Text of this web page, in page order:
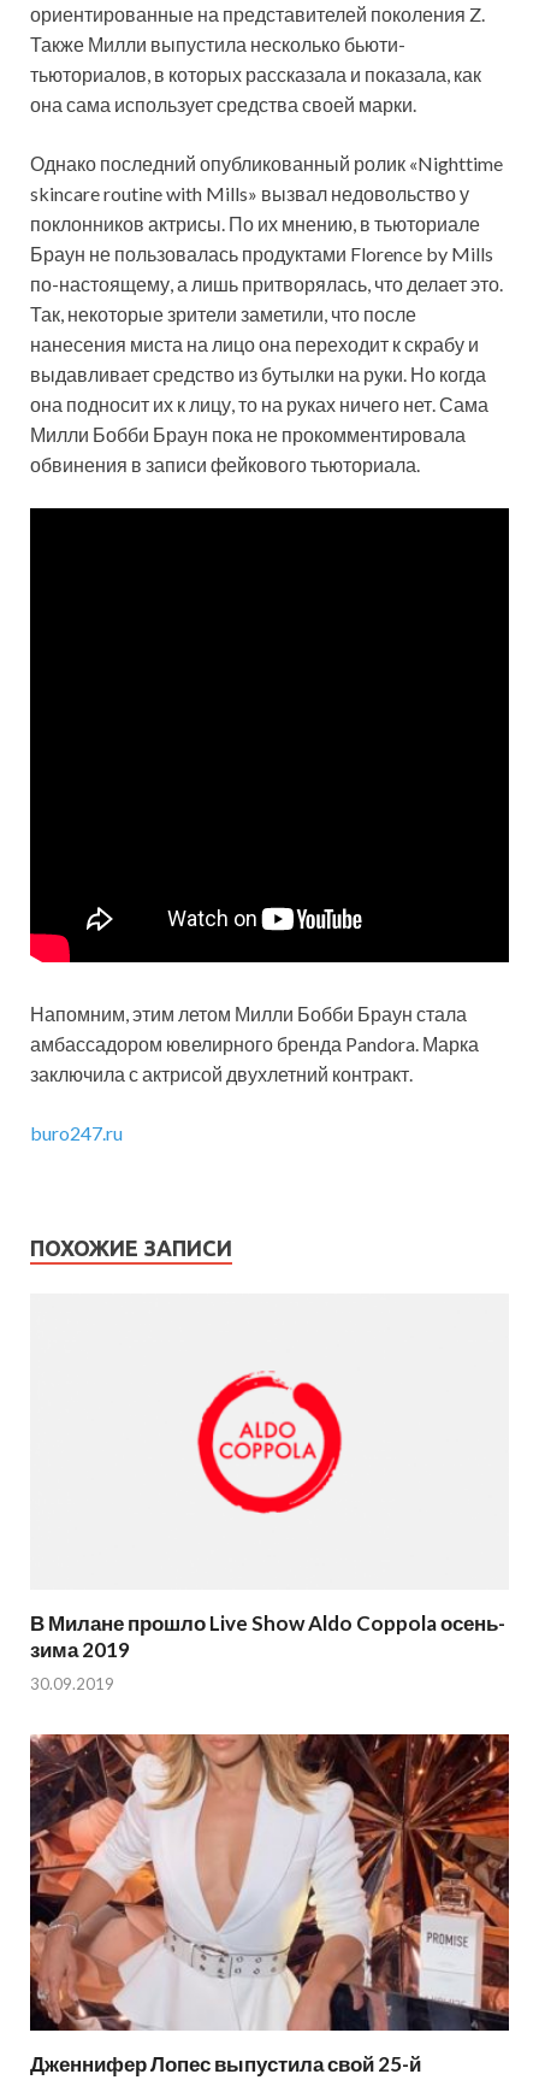
ориентированные на представителей поколения Z.
Также Милли выпустила несколько бьюти-
тьюториалов, в которых рассказала и показала, как
она сама использует средства своей марки.
Однако последний опубликованный ролик «Nighttime
skincare routine with Mills» вызвал недовольство у
поклонников актрисы. По их мнению, в тьюториале
Браун не пользовалась продуктами Florence by Mills
по-настоящему, а лишь притворялась, что делает это.
Так, некоторые зрители заметили, что после
нанесения миста на лицо она переходит к скрабу и
выдавливает средство из бутылки на руки. Но когда
она подносит их к лицу, то на руках ничего нет. Сама
Милли Бобби Браун пока не прокомментировала
обвинения в записи фейкового тьюториала.
Напомним, этим летом Милли Бобби Браун стала
амбассадором ювелирного бренда Pandora. Марка
заключила с актрисой двухлетний контракт.
buro247.ru
ПОХОЖИЕ ЗАПИСИ
В Милане прошло Live Show Aldo Coppola осень-
зима 2019
30.09.2019
Дженнифер Лопес выпустила свой 25-й